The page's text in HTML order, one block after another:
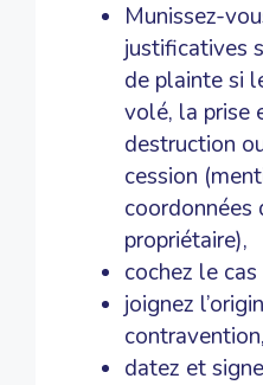
Munissez-
justificatives
de plainte si
volé, la prise
destruction
cession
coordonnées
propriétaire),
cochez le cas
joignez
contravention,
datez et